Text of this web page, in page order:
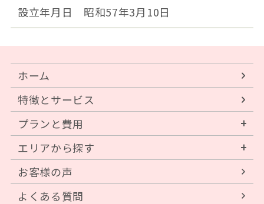
設立年月日 昭和57年3月10日
ホーム
特徴とサービス
プランと費用
エリアから探す
お客様の声
よくある質問